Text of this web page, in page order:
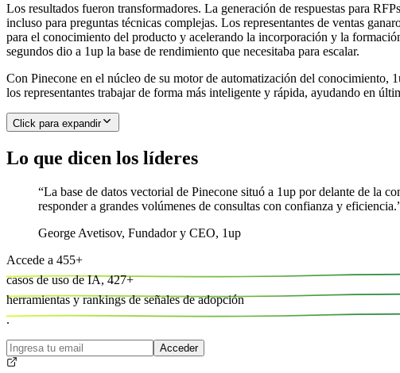
Los resultados fueron transformadores. La generación de respuestas para
incluso para preguntas técnicas complejas. Los representantes de ventas
para el conocimiento del producto y acelerando la incorporación y la
segundos dio a 1up la base de rendimiento que necesitaba para escalar.
Con Pinecone en el núcleo de su motor de automatización del conocimiento,
los representantes trabajar de forma más inteligente y rápida, ayudando en
Click para expandir
Lo que dicen los líderes
“La base de datos vectorial de Pinecone situó a 1up por delante de la
responder a grandes volúmenes de consultas con confianza y eficiencia.
George Avetisov, Fundador y CEO, 1up
Accede a 455+
casos de uso de IA, 427+
herramientas y rankings de señales de adopción
.
Acceder